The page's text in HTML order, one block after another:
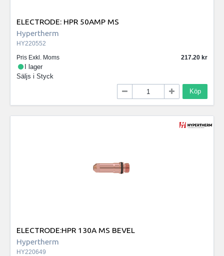
ELECTRODE: HPR 50AMP MS
Hypertherm
HY220552
Pris Exkl. Moms
217.20
I lager
Säljs i Styck
Köp
ELECTRODE:HPR 130A MS BEVEL
Hypertherm
HY220649